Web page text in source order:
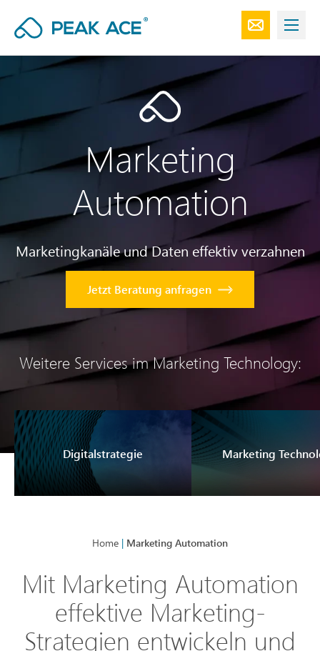
Marketing
Automation
Marketingkanäle und Daten effektiv verzahnen
Jetzt Beratung anfragen
Weitere Services im Marketing Technology:
Digitalstrategie Marketing
Home | Marketing Automation
Mit Marketing Automation
effektive Marketing-
Strategien entwickeln und